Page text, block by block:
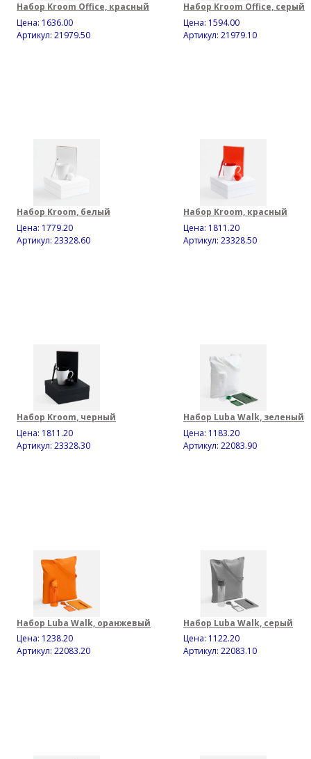
Набор Kroom Office, красный
Цена: 1636.00
Артикул: 21979.50
Набор Kroom Office, серый
Цена: 1594.00
Артикул: 21979.10
Набор Kroom, белый
Цена: 1779.20
Артикул: 23328.60
Набор Kroom, красный
Цена: 1811.20
Артикул: 23328.50
Набор Kroom, черный
Цена: 1811.20
Артикул: 23328.30
Набор Luba Walk, зеленый
Цена: 1183.20
Артикул: 22083.90
Набор Luba Walk, оранжевый
Цена: 1238.20
Артикул: 22083.20
Набор Luba Walk, серый
Цена: 1122.20
Артикул: 22083.10